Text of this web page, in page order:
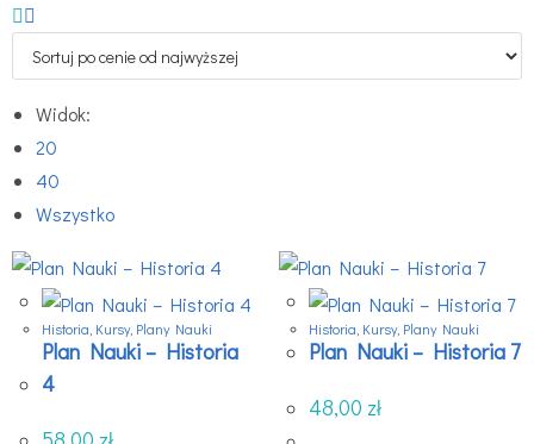
Widok:
20
40
Wszystko
Historia Kursy, Plany Nauki
Plan Nauki – Historia
4
Historia Kursy, Plany Nauki
Plan Nauki – Historia 7
48,00 zł